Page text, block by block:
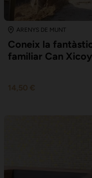
ARENYS DE MUNT
Coneix la
familiar Can Xicoy